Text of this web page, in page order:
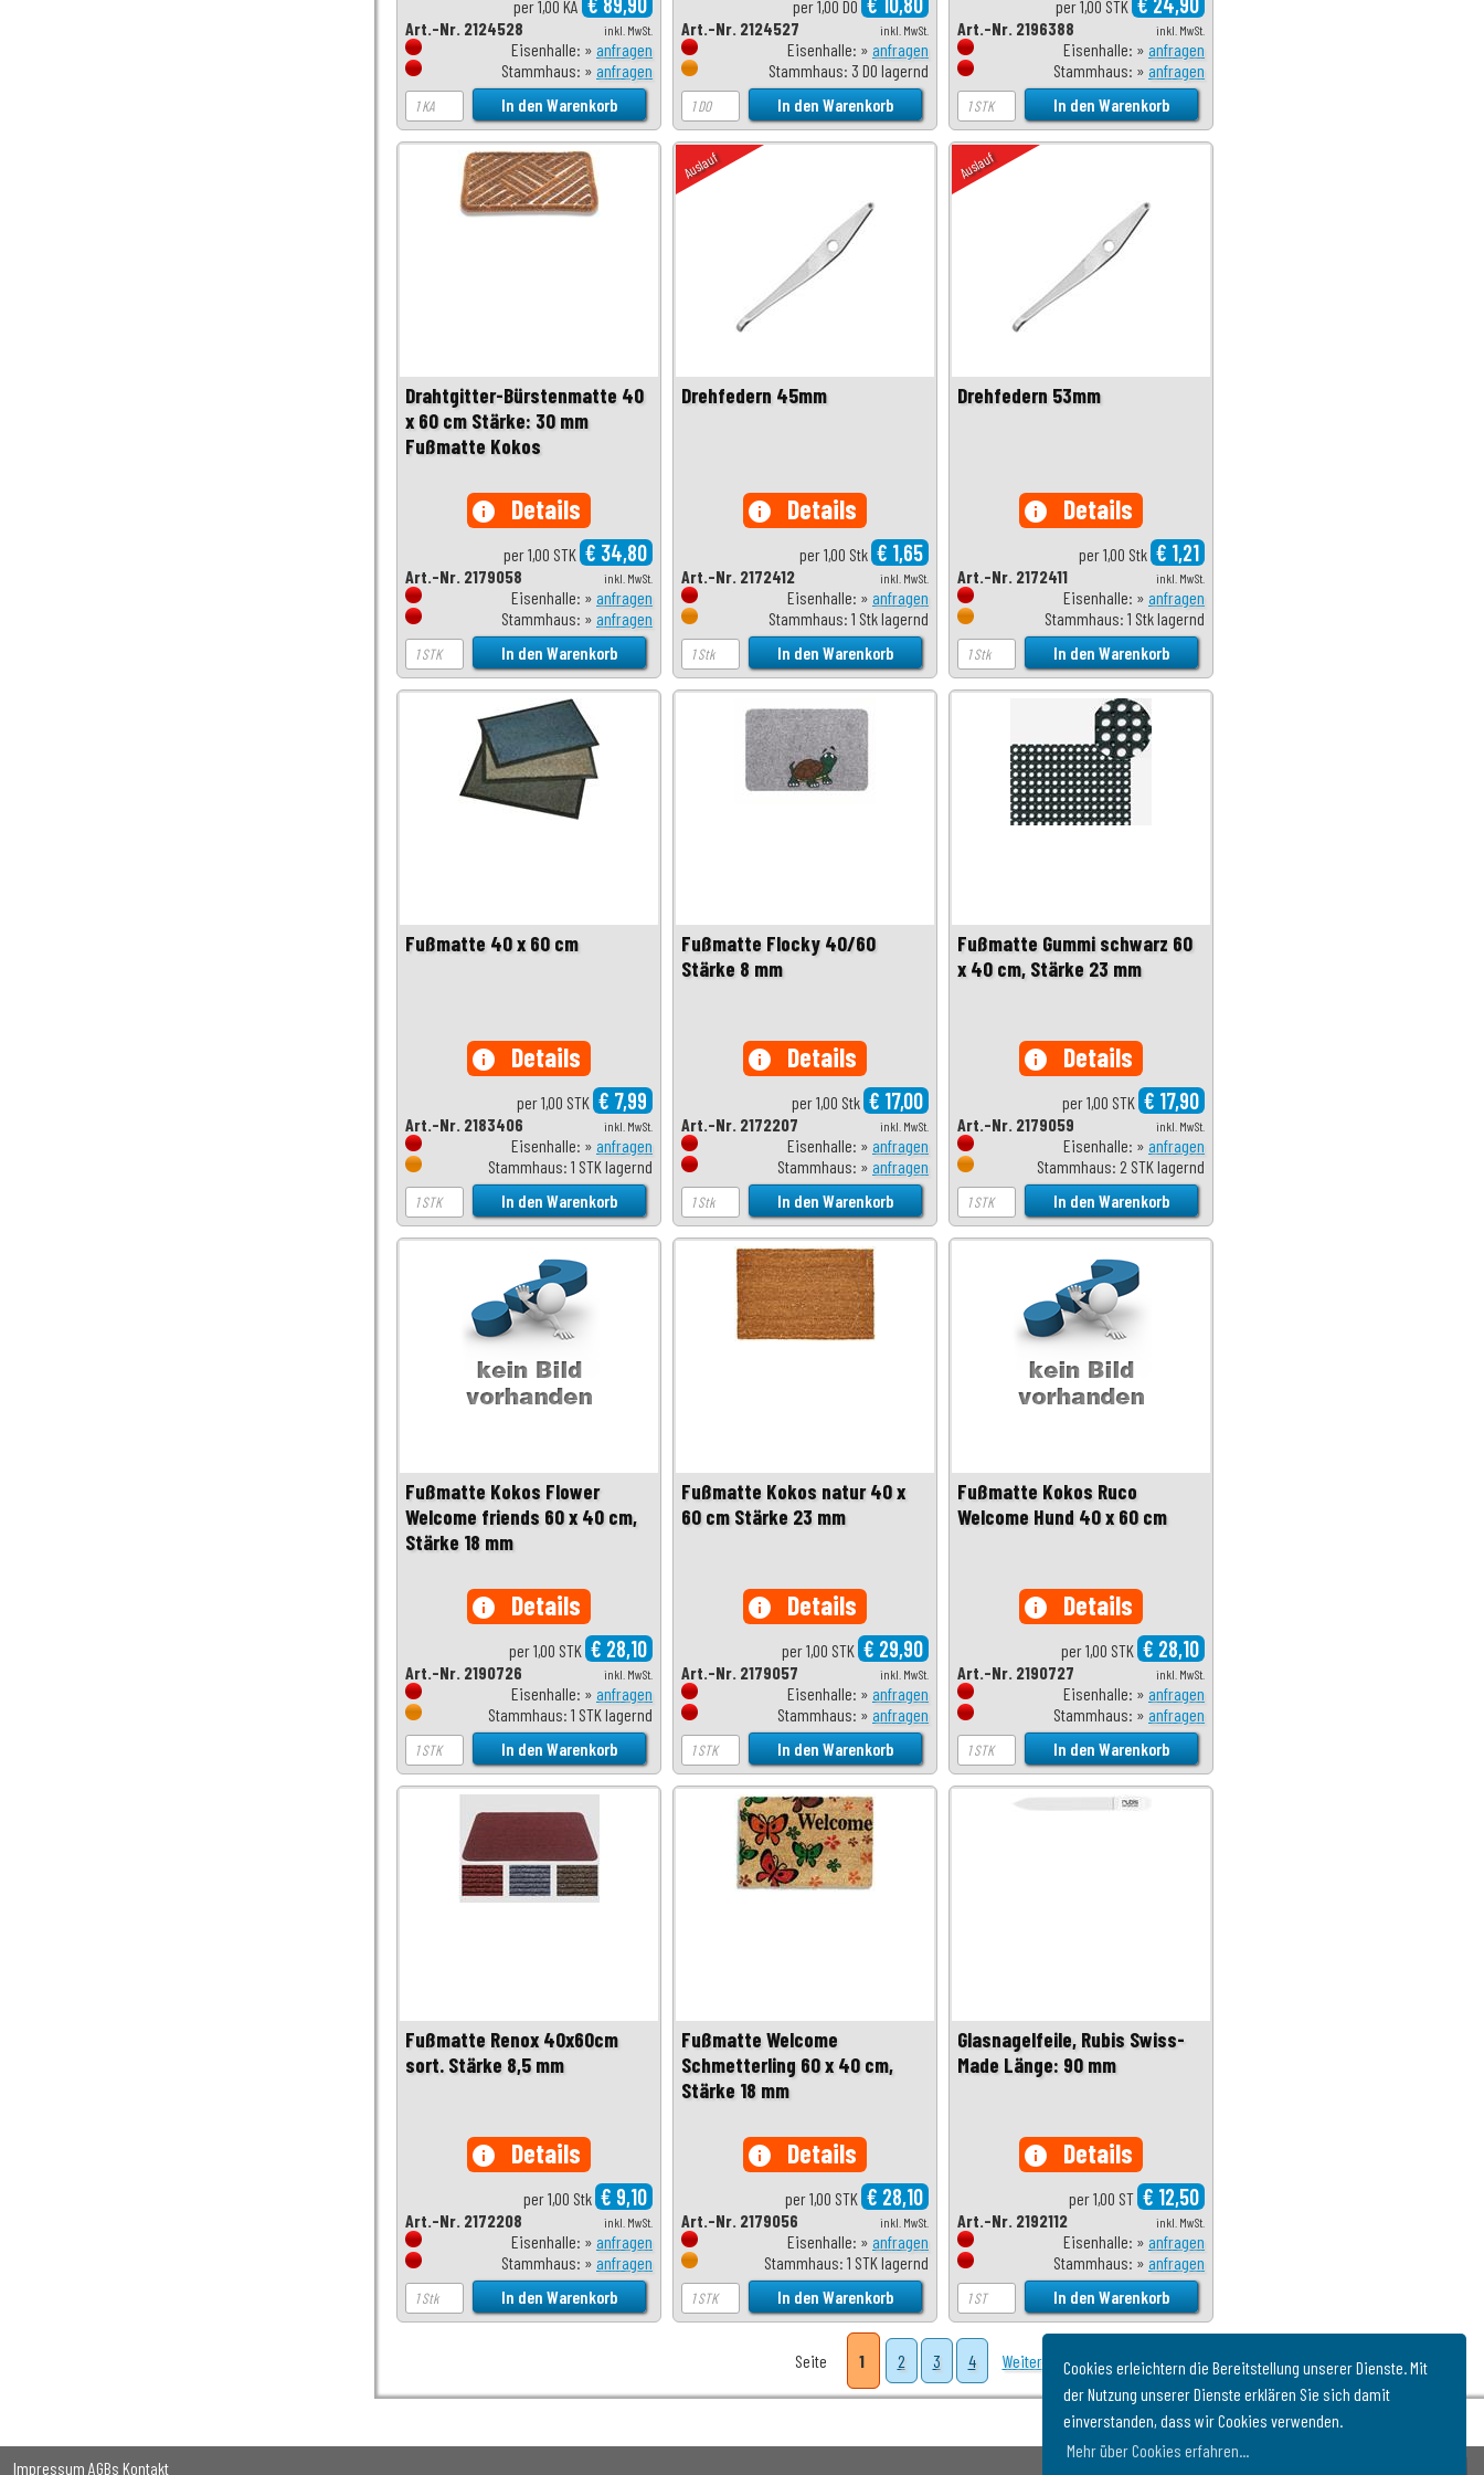
Cookies erleichtern die Bereitstellung unserer Dienste. Mit
der Nutzung unserer Dienste erklären Sie sich damit
einverstanden, dass wir Cookies verwenden.
Mehr über Cookies erfahren...
per 1,00 KA
inkl. MwSt.
Art.-Nr. 2124528
Eisenhalle: » anfragen
Stammhaus: » anfragen
per 1,00 DO
inkl. MwSt.
Art.-Nr. 2124527
Eisenhalle: » anfragen
Stammhaus: 3 DO lagernd
per 1,00 STK
inkl. MwSt.
Art.-Nr. 2196388
Eisenhalle: » anfragen
Stammhaus: » anfragen
Drahtgitter-Bürstenmatte 40
x 60 cm Stärke: 30 mm
Fußmatte Kokos
info Details
per 1,00 STK € 34,80
inkl. MwSt.
Art.-Nr. 2179058
Eisenhalle: » anfragen
Stammhaus: » anfragen
Auslauf
Drehfedern 45mm
info Details
per 1,00 Stk € 1,65
inkl. MwSt.
Art.-Nr. 2172412
Eisenhalle: » anfragen
Stammhaus: 1 Stk lagernd
Auslauf
Drehfedern 53mm
info Details
per 1,00 Stk € 1,21
inkl. MwSt.
Art.-Nr. 2172411
Eisenhalle: » anfragen
Stammhaus: 1 Stk lagernd
Fußmatte 40 x 60 cm
info Details
per 1,00 STK € 7,99
inkl. MwSt.
Art.-Nr. 2183406
Eisenhalle: » anfragen
Stammhaus: 1 STK lagernd
Fußmatte Flocky 40/60
Stärke 8 mm
info Details
per 1,00 Stk € 17,00
inkl. MwSt.
Art.-Nr. 2172207
Eisenhalle: » anfragen
Stammhaus: » anfragen
Fußmatte Gummi schwarz 60
x 40 cm, Stärke 23 mm
info Details
per 1,00 STK € 17,90
inkl. MwSt.
Art.-Nr. 2179059
Eisenhalle: » anfragen
Stammhaus: 2 STK lagernd
Fußmatte Kokos Flower
Welcome friends 60 x 40 cm,
Stärke 18 mm
info Details
per 1,00 STK € 28,10
inkl. MwSt.
Art.-Nr. 2190726
Eisenhalle: » anfragen
Stammhaus: 1 STK lagernd
Fußmatte Kokos natur 40 x
60 cm Stärke 23 mm
info Details
per 1,00 STK € 29,90
inkl. MwSt.
Art.-Nr. 2179057
Eisenhalle: » anfragen
Stammhaus: » anfragen
Fußmatte Kokos Ruco
Welcome Hund 40 x 60 cm
info Details
per 1,00 STK € 28,10
inkl. MwSt.
Art.-Nr. 2190727
Eisenhalle: » anfragen
Stammhaus: » anfragen
Fußmatte Renox 40x60cm
sort. Stärke 8,5 mm
info Details
per 1,00 Stk € 9,10
inkl. MwSt.
Art.-Nr. 2172208
Eisenhalle: » anfragen
Stammhaus: » anfragen
Fußmatte Welcome
Schmetterling 60 x 40 cm,
Stärke 18 mm
info Details
per 1,00 STK € 28,10
inkl. MwSt.
Art.-Nr. 2179056
Eisenhalle: » anfragen
Stammhaus: 1 STK lagernd
Glasnagelfeile, Rubis Swiss-
Made Länge: 90 mm
info Details
per 1,00 ST € 12,50
inkl. MwSt.
Art.-Nr. 2192112
Eisenhalle: » anfragen
Stammhaus: » anfragen
Seite 1 2 3 4 Weiter
Impressum AGBs Kontakt